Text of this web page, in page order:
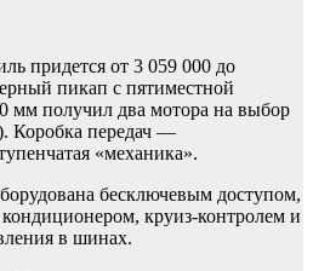
придется от 3 059 000 до
пикап с пятиместной
мм получил два мотора на выбор
Коробка передач —
«механика».
бесключевым доступом,
кондиционером, круиз-контролем и
в шинах.